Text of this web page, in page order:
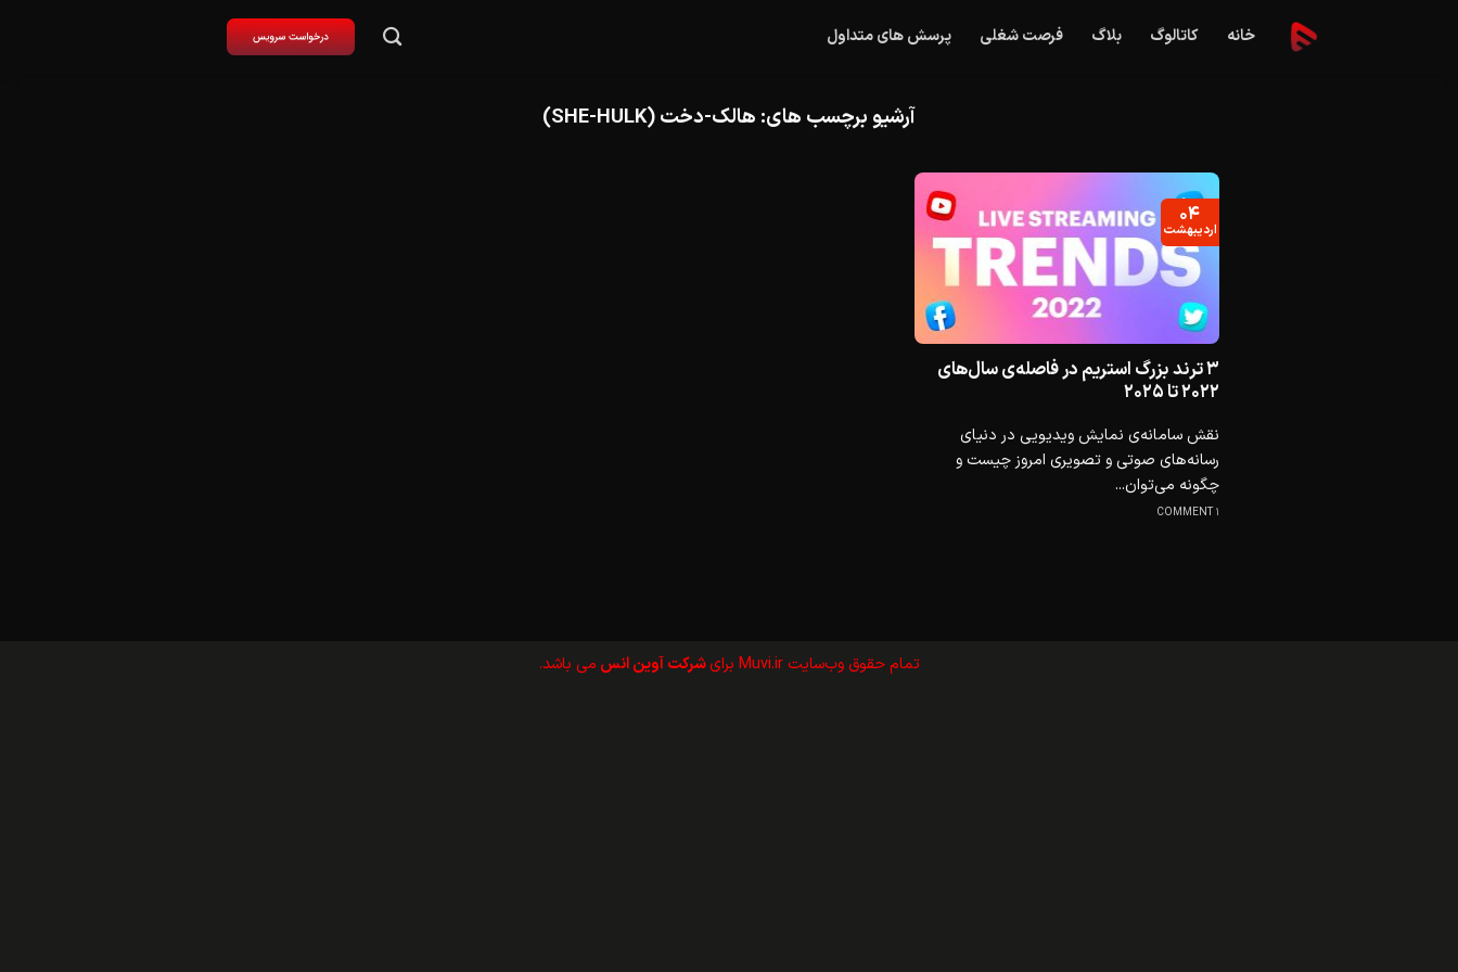
خانه کاتالوگ بلاگ فرصت شغلی پرسش های متداول
آرشیو برچسب های: هالک-دخت (SHE-HULK)
۳ ترند بزرگ استریم در فاصله‌ی سال‌های
۲۰۲۲ تا ۲۰۲۵
نقش سامانه‌ی نمایش ویدیویی در دنیای
رسانه‌های صوتی و تصویری امروز چیست و
چگونه می‌توان...
1 COMMENT
۰۴
اردیبهشت
تمام حقوق وب‌سايت Muvi.ir برای شرکت آوین انس می باشد.